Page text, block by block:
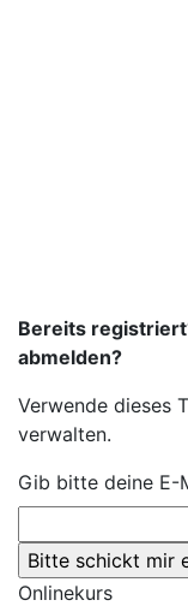
Bereits
abmelden?
Verwende dieses
verwalten.
Gib bitte deine E-
Onlinekurs